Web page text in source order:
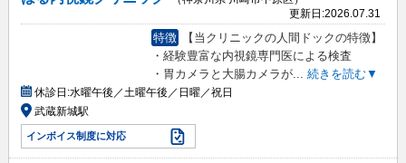
更新日:2026.07.31
特徴
【当クリニックの人間ドックの特徴】
・経験豊富な内視鏡専門医による検査
・胃カメラと大腸カメラが... 続きを読む▼
休診日:水曜午後／土曜午後／日曜／祝日
武蔵新城駅
インボイス制度に対応